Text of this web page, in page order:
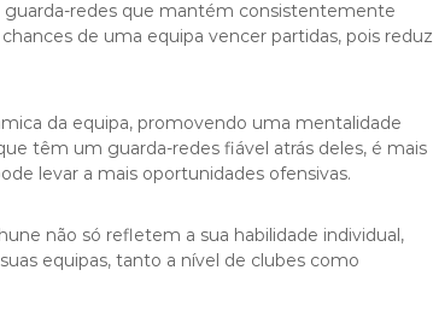
redes que mantém consistentemente
de uma equipa vencer partidas, pois reduz
da equipa, promovendo uma mentalidade
têm um guarda-redes fiável atrás deles, é mais
levar a mais oportunidades ofensivas.
não só refletem a sua habilidade individual,
equipas, tanto a nível de clubes como